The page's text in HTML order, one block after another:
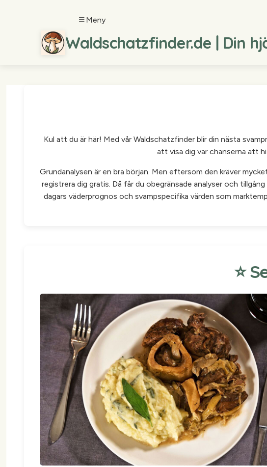
Meny
Waldschatzfinder.de | Din
Kul att du är här! Med vår Waldschatzfinder blir din nästa
att visa dig var chanserna att
Grundanalysen är en bra början. Men eftersom den kräver
registrera dig gratis. Då får du obegränsade analyser och
dagars väderprognos och svampspecifika värden som
⭐